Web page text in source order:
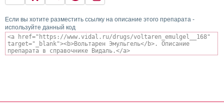
Если вы хотите разместить ссылку на описание этого препарата -
используйте данный код